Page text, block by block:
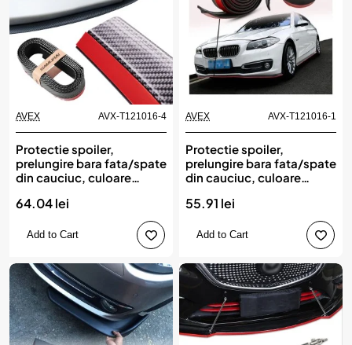
AVEX AVX-T121016-4
Protectie spoiler,
prelungire bara fata/spate
din cauciuc, culoare
64.04 lei
Add to Cart
AVEX AVX-T121016-1
Protectie spoiler,
prelungire bara fata/spate
din cauciuc, culoare
55.91 lei
Add to Cart